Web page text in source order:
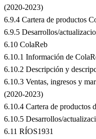
(2020-2023)
6.9.4 Cartera de productos
6.9.5 Desarrollos/
6.10 ColaReb
6.10.1 Información de
6.10.2 Descripción y
6.10.3 Ventas, ingresos y
(2020-2023)
6.10.4 Cartera de productos
6.10.5 Desarrollos/
6.11 RÍOS1931